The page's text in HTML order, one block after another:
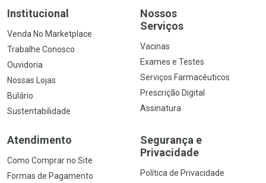
Institucional
Venda No Marketplace
Trabalhe Conosco
Ouvidoria
Nossas Lojas
Bulário
Sustentabilidade
Nossos
Serviços
Vacinas
Exames e Testes
Serviços Farmacêuticos
Prescrição Digital
Assinatura
Atendimento
Como Comprar no Site
Formas de Pagamento
Segurança e
Privacidade
Política de Privacidade